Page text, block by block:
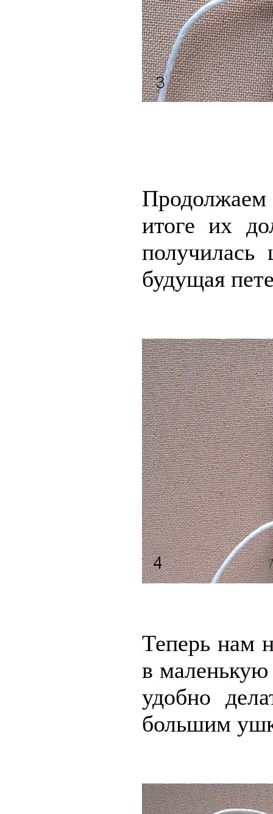
итоге их
будущая
Теперь нам
в маленькую
удобно
большим